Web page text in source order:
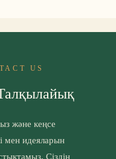
US
және кеңсе
мен идеяларын
Сіздің